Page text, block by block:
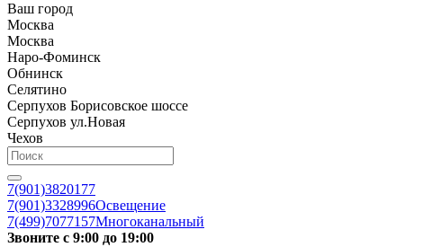
Ваш город
Москва
Москва
Наро-Фоминск
Обнинск
Селятино
Серпухов Борисовское шоссе
Серпухов ул.Новая
Чехов
7(901)3820177
7(901)3328996Освещение
7(499)7077157Многоканальный
Звоните с 9:00 до 19:00